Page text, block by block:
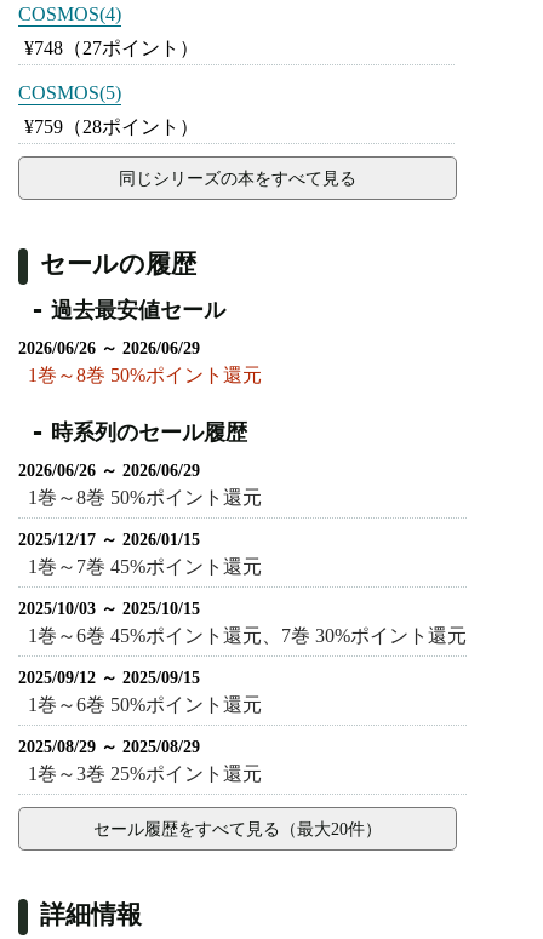
COSMOS(4)
¥748 （27ポイント）
COSMOS(5)
¥759 （28ポイント）
同じシリーズの本をすべて見る
セールの履歴
過去最安値セール
2026/06/26 ～ 2026/06/29
1巻～8巻 50%ポイント還元
時系列のセール履歴
2026/06/26 ～ 2026/06/29
1巻～8巻 50%ポイント還元
2025/12/17 ～ 2026/01/15
1巻～7巻 45%ポイント還元
2025/10/03 ～ 2025/10/15
1巻～6巻 45%ポイント還元、7巻 30%ポイント還元
2025/09/12 ～ 2025/09/15
1巻～6巻 50%ポイント還元
2025/08/29 ～ 2025/08/29
1巻～3巻 25%ポイント還元
セール履歴をすべて見る（最大20件）
詳細情報